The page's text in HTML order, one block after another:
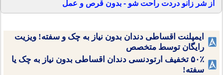
از شر زانو دردت راحت شو - بدون قرص و عمل
ایمپلنت اقساطی دندان بدون نیاز به چک و سفته! ویزیت
رایگان توسط متخصص
۵۰٪ تخفیف ارتودنسی دندان اقساطی بدون نیاز به چک یا
سفته!